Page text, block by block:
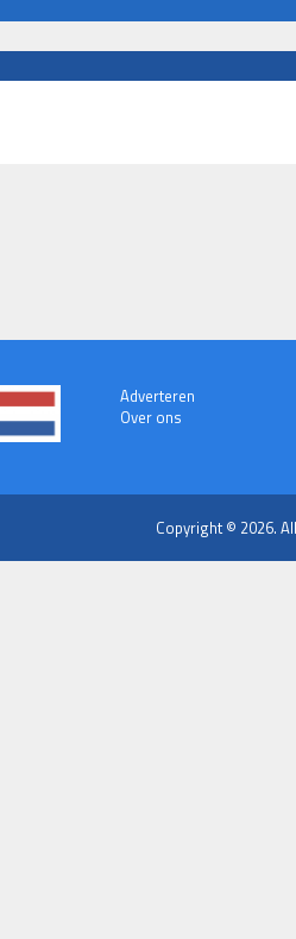
Adverteren
Over ons
Copyright © 2026.